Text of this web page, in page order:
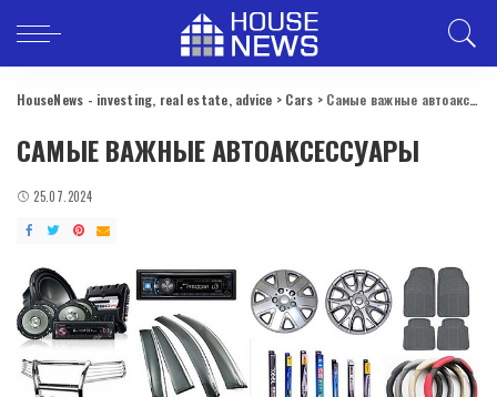
HouseNews - investing, real estate, advice > Cars > Самые важные автоаксессуары
САМЫЕ ВАЖНЫЕ АВТОАКСЕССУАРЫ
25.07.2024